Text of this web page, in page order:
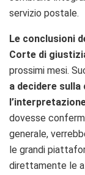
servizio postale.
Le conclusioni
Corte di
prossimi mesi.
a decidere
dovesse
generale,
le grandi
direttamente le